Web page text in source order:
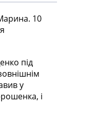
10
під
у
і